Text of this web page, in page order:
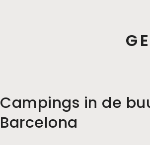
Campings in de
Barcelona